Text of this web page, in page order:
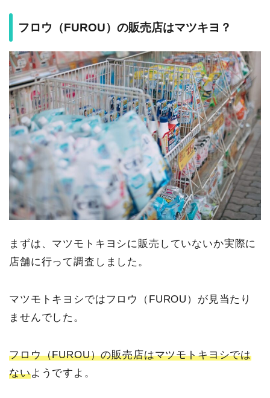
フロウ（FUROU）の販売店はマツキヨ？
まずは、マツモトキヨシに販売していないか実際に
店舗に行って調査しました。
マツモトキヨシではフロウ（FUROU）が見当たり
ませんでした。
フロウ（FUROU）の販売店はマツモトキヨシでは
ないようですよ。